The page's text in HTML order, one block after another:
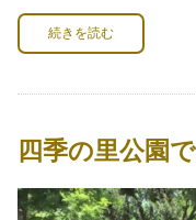
続きを読む
四季の里公園